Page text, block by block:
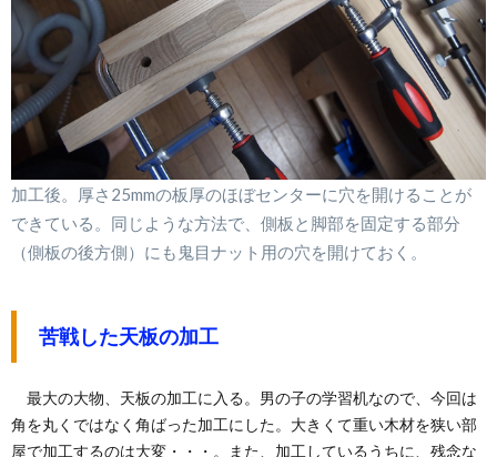
加工後。厚さ25mmの板厚のほぼセンターに穴を開けることが
できている。同じような方法で、側板と脚部を固定する部分
（側板の後方側）にも鬼目ナット用の穴を開けておく。
苦戦した天板の加工
最大の大物、天板の加工に入る。男の子の学習机なので、今回は
角を丸くではなく角ばった加工にした。大きくて重い木材を狭い部
屋で加工するのは大変・・・。また、加工しているうちに、残念な